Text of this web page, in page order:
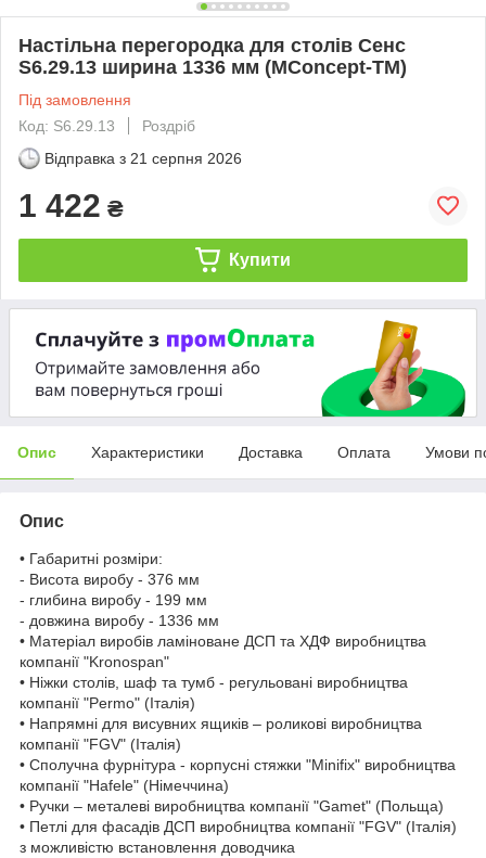
Настільна перегородка для столів Сенс
S6.29.13 ширина 1336 мм (MConcept-ТМ)
Під замовлення
Код: S6.29.13
Роздріб
Відправка з 21 серпня 2026
1 422 ₴
Купити
Опис Характеристики Доставка Оплата Умови
Опис
• Габаритні розміри:
- Висота виробу - 376 мм
- глибина виробу - 199 мм
- довжина виробу - 1336 мм
• Матеріал виробів ламіноване ДСП та ХДФ виробництва
компанії "Kronospan"
• Ніжки столів, шаф та тумб - регульовані виробництва
компанії "Permo" (Італія)
• Напрямні для висувних ящиків – роликові виробництва
компанії "FGV" (Італія)
• Сполучна фурнітура - корпусні стяжки "Minifix" виробництва
компанії "Hafele" (Німеччина)
• Ручки – металеві виробництва компанії "Gamet" (Польща)
• Петлі для фасадів ДСП виробництва компанії "FGV" (Італія)
з можливістю встановлення доводчика